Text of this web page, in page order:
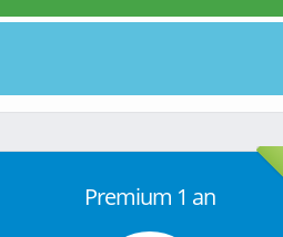
Premium 1 an